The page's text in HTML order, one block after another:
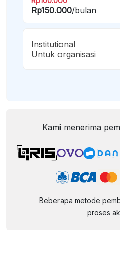
Rp150.000/bulan
Institutional
Untuk organisasi
Kami menerima
Beberapa metode
proses